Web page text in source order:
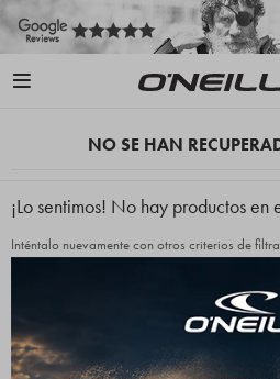

NO SE HAN
¡Lo sentimos! No hay productos en
Inténtalo nuevamente con otros criterios de
Filtrando por: